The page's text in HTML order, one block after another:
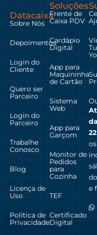
Datacaixa
Sobre Nós
Depoimentos
Login do
Cliente
Quero ser
Parceiro
Login do
Parceiro
Trabalhe
Conosco
Blog
Licença de
Uso
Política de
Privacidade
Soluções
Frente de
Caixa PDV
Cardápio
Digital
App para
Maquininha
de Cartão
Sistema
Web
App para
Garçom
Monitor de
Pedidos
para
Cozinha
TEF
Certificado
Digital
e